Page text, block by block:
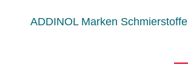
ADDINOL Marken Schmierstoffe